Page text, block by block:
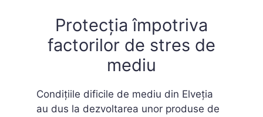
Protecția împotriva
factorilor de stres de
mediu
Condițiile dificile de mediu din Elveția
au dus la dezvoltarea unor produse de